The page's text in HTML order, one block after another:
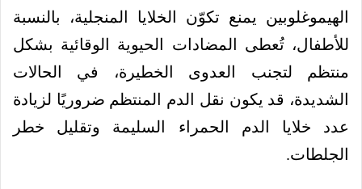
الهيموغلوبين يمنع تكوّن الخلايا المنجلية، بالنسبة
للأطفال، تُعطى المضادات الحيوية الوقائية بشكل
منتظم لتجنب العدوى الخطيرة، في الحالات
الشديدة، قد يكون نقل الدم المنتظم ضروريًا لزيادة
عدد خلايا الدم الحمراء السليمة وتقليل خطر
الجلطات.